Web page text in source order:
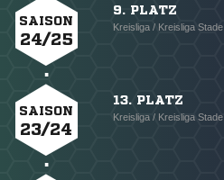
SAISON
24/25
9. PLATZ
Kreisliga / Kreisliga Stade
SAISON
23/24
13. PLATZ
Kreisliga / Kreisliga Stade